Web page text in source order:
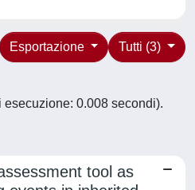
Tutti (3)
Esportazione
esecuzione: 0.008 secondi).
tool as